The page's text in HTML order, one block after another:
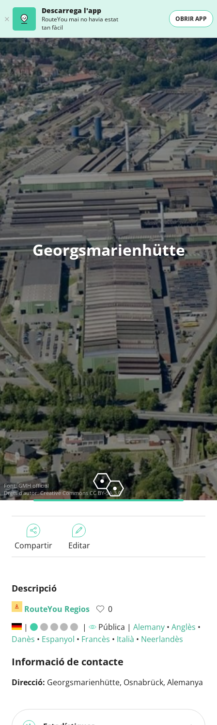
Descarrega l'app
RouteYou mai no havia estat
tan fàcil
OBRIR APP
Georgsmarienhütte
Font:GMH official
Drets d'autor:Creative Commons CC BY-SA 3.0
Compartir Editar
Descripció
RouteYou Regios
0
|
| Pública | Alemany• Anglès •
Danès • Espanyol • Francès • Italià • Neerlandès
Informació de contacte
Direcció: Georgsmarienhütte, Osnabrück, Alemanya